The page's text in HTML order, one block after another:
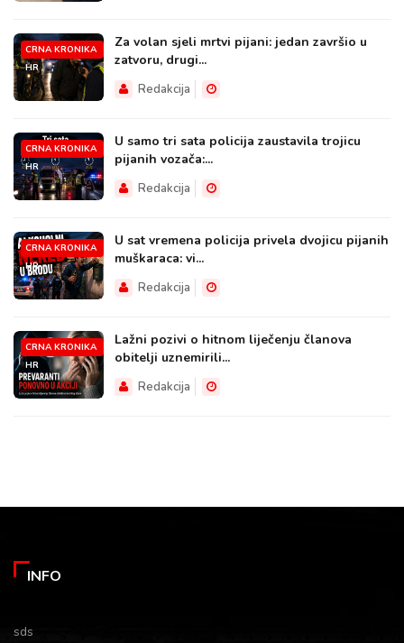
CRNA KRONIKA
HR
Za volan sjeli mrtvi pijani: jedan završio u
zatvoru, drugi...
Redakcija
CRNA KRONIKA
HR
U samo tri sata policija zaustavila trojicu
pijanih vozača:...
Redakcija
CRNA KRONIKA
HR
U sat vremena policija privela dvojicu pijanih
muškaraca: vi...
Redakcija
CRNA KRONIKA
HR
Lažni pozivi o hitnom liječenju članova
obitelji uznemirili...
Redakcija
INFO
sds